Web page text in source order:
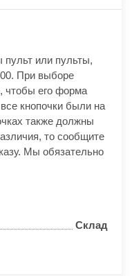
пульт или пульты,
При выборе
чтобы его форма
кнопочки были на
также должны
то сообщите
Мы обязательно
Склад